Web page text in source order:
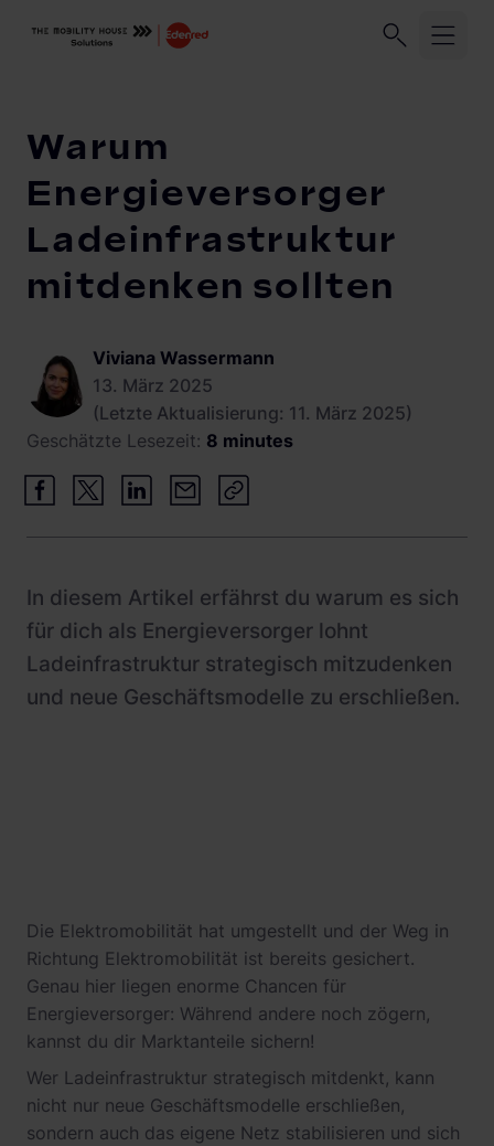
Branchen
Unternehmensflotten
Logistikflotten
Elektroinstallationsbetriebe
Stadtwerke und Energieversorger
Wohnimmobilien
Ladeinfrastruktur-Betreiber
Hotels
Leasinggesellschaften
Migration
Lösungen und Services
Abrechnung
Abrechnungsmanagement
Lastmanagement
Solarmanagement
ChargePilot®
Übersicht
Schnittstellen
Betrieb und Monitoring
Product Updates
Knowledge Center
Vehicle-to-Grid
Warum
Energieversorger
Ladeinfrastruktur
mitdenken sollten
Viviana Wassermann
13. März 2025
(Letzte Aktualisierung: 11. März 2025)
Geschätzte Lesezeit: 8 minutes
In diesem Artikel erfährst du warum es sich
für dich als Energieversorger lohnt
Ladeinfrastruktur strategisch mitzudenken
und neue Geschäftsmodelle zu erschließen.
Die Elektromobilität hat umgestellt und der Weg in
Richtung Elektromobilität ist bereits gesichert.
Genau hier liegen enorme Chancen für
Energieversorger: Während andere noch zögern,
kannst du dir Marktanteile sichern!
Wer Ladeinfrastruktur strategisch mitdenkt, kann
nicht nur neue Geschäftsmodelle erschließen,
sondern auch das eigene Netz stabilisieren und sich